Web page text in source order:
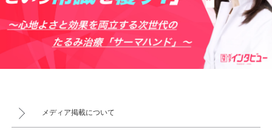
メディア掲載について